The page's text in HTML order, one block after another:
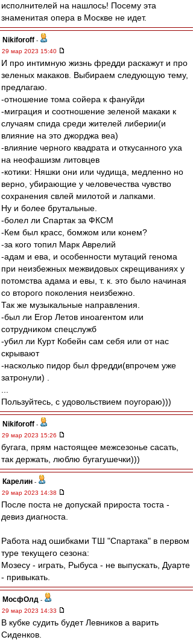
исполнителей на нашлось! Посему эта
знаменитая опера в Москве не идет.
Nikiforoff -
29 мар 2023 15:40
И про интимную жизнь фредди раскажут и про
зеленых макаков. Выбираем следующую тему,
предлагаю.
-отношение тома сойера к фануйди
-миграция и соотношение зеленой макаки к
случаям спида среди жителей либерии(и
влияние на это джорджа веа)
-влияние черного квадрата и откусанного уха
на неофашизм литовцев
-котики: Няшки они или чудища, медленно но
верно, убирающие у человечества чувство
сохранения свлей милотой и лапками.
Ну и более брутальные.
-болел ли Спартак за ФКСМ
-Кем был красс, бомжом или конем?
-за кого топил Марк Аврелий
-адам и ева, и особенности мутаций генома
при неизбежных межвидовых скрещиваниях у
потомства адама и евы, т. к. это было начиная
со второго поколения неизбежно.
Так же музыкальные направления.
-был ли Егор Летов иноагентом или
сотрудником спецслужб
-убил ли Курт Кобейн сам себя или от нас
скрывают
-насколько пидор был фредди(впрочем уже
затронули) .
Пользуйтесь, с удовольствием поугораю)))
Nikiforoff -
29 мар 2023 15:26
бугага, прям настоящее межсезонье сасать,
так держать, люблю бугагушечки)))
Карелин -
29 мар 2023 14:38
После поста не допускай прироста тоста -
девиз диагноста.
Работа над ошибками ТШ "Спартака" в первом
туре текущего сезона:
Мозесу - играть, Рыбуса - не выпускать, Дуарте
- привыкать.
МосфОлд -
29 мар 2023 14:33
В кубке судить будет Левников а варить
Сиденков.